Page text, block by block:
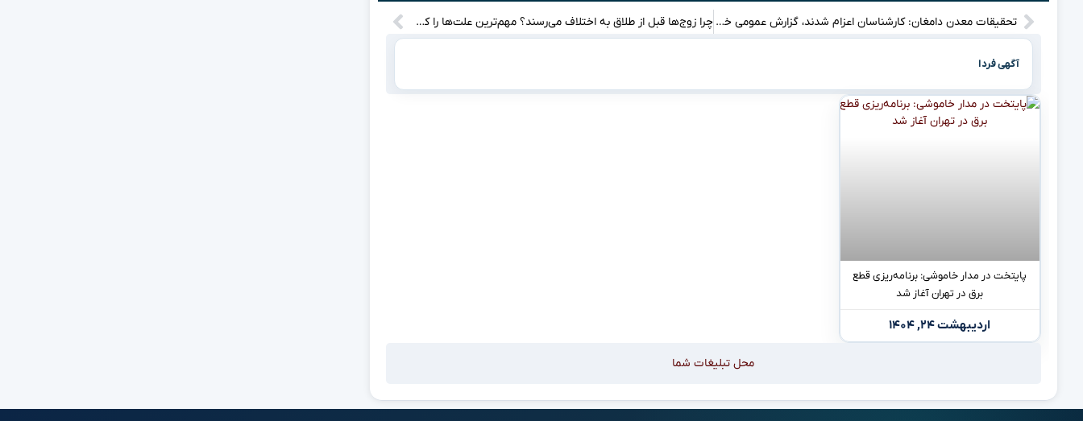
تحقیقات معدن دامغان: کارشناسان اعزام شدند، گزارش عمومی خواهد شد چرا زوج‌ها قبل از طلاق به اختلاف می‌رسند؟ مهم‌ترین علت‌ها را کشف کنید!
آگهی فردا
پایتخت در مدار خاموشی: برنامه‌ریزی قطع
برق در تهران آغاز شد
اردیبهشت ۲۴, ۱۴۰۴
محل تبلیغات شما